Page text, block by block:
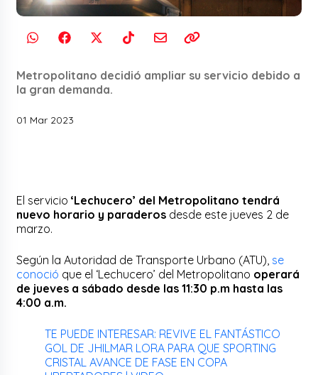
Metropolitano decidió ampliar su servicio debido a
la gran demanda.
01 Mar 2023
El servicio‘Lechucero’ del Metropolitano tendrá
nuevo horario y paraderos desde este jueves 2 de
marzo.
Según la Autoridad de Transporte Urbano (ATU), se
conoció que el ‘Lechucero’ del Metropolitano operará
de jueves a sábado desde las 11:30 p.m hasta las
4:00 a.m.
TE PUEDE INTERESAR: REVIVE EL FANTÁSTICO
GOL DE JHILMAR LORA PARA QUE SPORTING
CRISTAL AVANCE DE FASE EN COPA